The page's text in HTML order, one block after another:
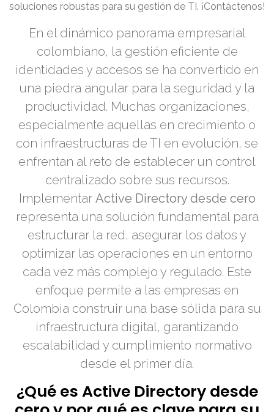
soluciones robustas para su gestión de TI. ¡Contáctenos!
En el dinámico panorama empresarial
colombiano, la gestión eficiente de
identidades y accesos se ha convertido en
una piedra angular para la seguridad y la
productividad. Muchas organizaciones,
especialmente aquellas en crecimiento o
con infraestructuras de TI en evolución, se
enfrentan al reto de establecer un control
centralizado sobre sus recursos.
Implementar Active Directory desde cero
representa una solución fundamental para
estructurar la red, asegurar los datos y
optimizar las operaciones en un entorno
cada vez más complejo y regulado. Este
enfoque permite a las empresas en
Colombia construir una base sólida para su
infraestructura digital, garantizando
escalabilidad y cumplimiento normativo
desde el primer día.
¿Qué es Active Directory desde